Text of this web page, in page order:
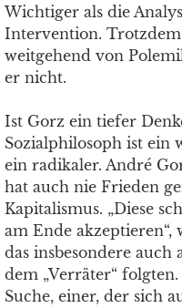
Wichtiger als die
Intervention.
weitgehend von
er nicht.
Ist Gorz ein tiefer
Sozialphilosoph ist ein
ein radikaler. André
hat auch nie Frieden
Kapitalismus. „Diese
am Ende akzeptieren“,
das insbesondere
dem „Verräter“
Suche, einer, der sich